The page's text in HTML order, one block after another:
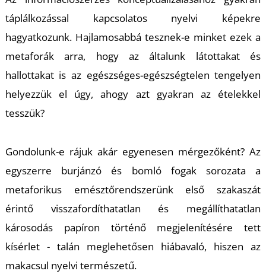
táplálkozással kapcsolatos nyelvi képekre
hagyatkozunk. Hajlamosabbá tesznek-e minket ezek a
metaforák arra, hogy az általunk látottakat és
hallottakat is az egészséges-egészségtelen tengelyen
helyezzük el úgy, ahogy azt gyakran az ételekkel
tesszük?
Gondolunk-e rájuk akár egyenesen mérgezőként? Az
egyszerre burjánzó és bomló fogak sorozata a
metaforikus emésztőrendszerünk első szakaszát
érintő visszafordíthatatlan és megállíthatatlan
károsodás papíron történő megjelenítésére tett
kísérlet - talán meglehetősen hiábavaló, hiszen az
makacsul nyelvi természetű.